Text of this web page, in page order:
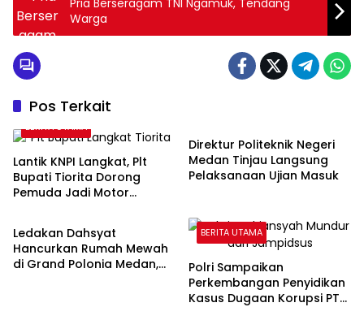
Pria Berseragam TNI Ngamuk, Tendang
Warga
Pos Terkait
BERITA UTAMA
Lantik KNPI Langkat, Plt
Bupati Tiorita Dorong
Pemuda Jadi Motor
Direktur Politeknik Negeri
Medan Tinjau Langsung
Pelaksanaan Ujian Masuk
BERITA UTAMA
Ledakan Dahsyat
Hancurkan Rumah Mewah
di Grand Polonia Medan,
BERITA UTAMA
Polri Sampaikan
Perkembangan Penyidikan
Kasus Dugaan Korupsi PT